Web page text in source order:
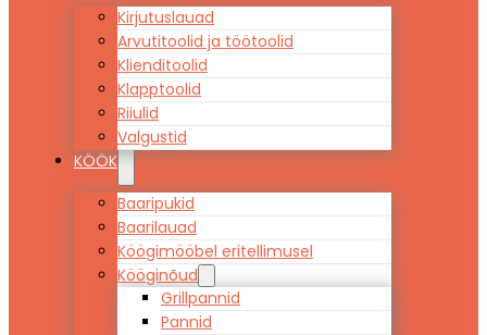
Kirjutuslauad
Arvutitoolid ja töötoolid
Klienditoolid
Klapptoolid
Riiulid
Valgustid
KÖÖK
Baaripukid
Baarilauad
Köögimööbel eritellimusel
Kööginõud
Grillpannid
Pannid